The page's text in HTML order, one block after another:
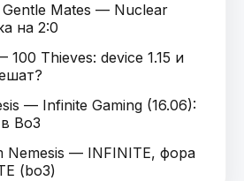
Gentle Mates — Nuclear
на 2:0
Thieves: device 1.15 и
— Infinite Gaming (16.06):
Bo3
Nemesis — INFINITE, фора
(bo3)